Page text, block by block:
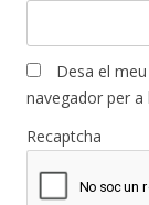
Desa el
navegador per
Recaptcha